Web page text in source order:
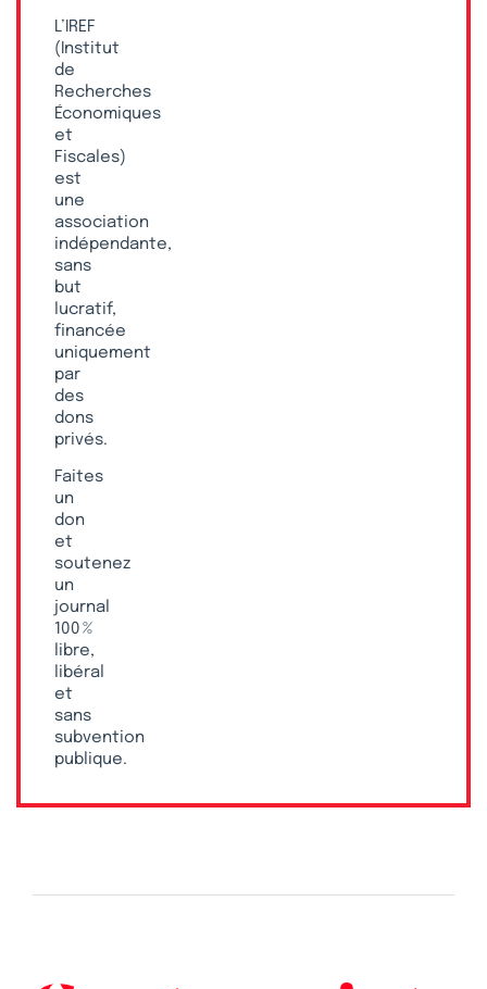
L’IREF
(Institut
de
Recherches
Économiques
et
Fiscales)
est
une
association
indépendante,
sans
but
lucratif,
financée
uniquement
par
des
dons
privés.
Faites
un
don
et
soutenez
un
journal
100 %
libre,
libéral
et
sans
subvention
publique.